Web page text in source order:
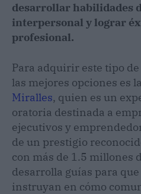
desarrollar habilidades
interpersonal y lograr
profesional.
Para adquirir este tipo
las mejores opciones es
Miralles, quien es un
oratoria destinada a
ejecutivos y
de un prestigio
con más de 1.5 millones
desarrolla guías para
instruyan en cómo